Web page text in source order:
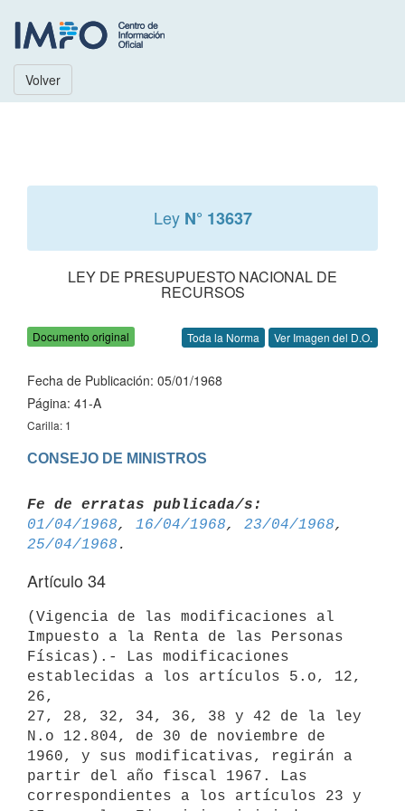
Volver
Ley N° 13637
LEY DE PRESUPUESTO NACIONAL DE
RECURSOS
Documento original Toda la Norma Ver Imagen del D.O.
Fecha de Publicación: 05/01/1968
Página: 41-A
Carilla: 1
CONSEJO DE MINISTROS
Fe de erratas publicada/s:
01/04/1968, 16/04/1968, 23/04/1968
25/04/1968
Artículo 34
(Vigencia de las modificaciones al
Impuesto a la Renta de las Personas
Físicas).- Las modificaciones
establecidas a los artículos 5.o, 12,
26,
27, 28, 32, 34, 36, 38 y 42 de la ley
N.o 12.804, de 30 de noviembre de
1960, y sus modificativas, regirán a
partir del año fiscal 1967. Las
correspondientes a los artículos 23 y